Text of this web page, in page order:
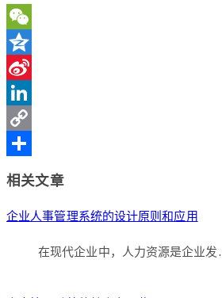
WeChat
Qzone
Sina
Weibo
LinkedIn
Copy
相关文章
企业人事管理系统的设计原则和应用
在现代企业中，人力资源是企业